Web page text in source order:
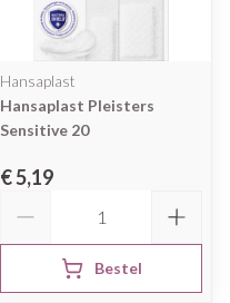
Hansaplast
Hansaplast Pleisters
Sensitive 20
€ 5,19
Bestel